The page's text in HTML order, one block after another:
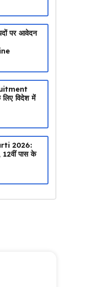
पर आवेदन
विदेश में
2026:
12वीं पास के